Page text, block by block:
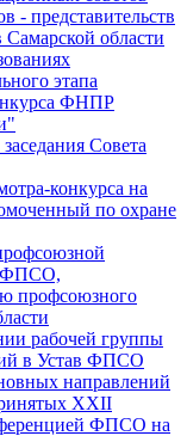
- представительств
области
этапа
ФНПР
Совета
конкурса на
по охране
ФПСО,
профсоюзного
рабочей группы
в Устав ФПСО
направлений
XXII
ФПСО на